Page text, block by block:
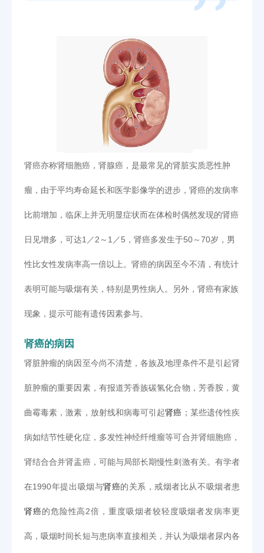
肾癌亦称肾细胞癌，肾腺癌，是最常见的肾脏实质恶性肿
瘤，由于平均寿命延长和医学影像学的进步，肾癌的发病率
比前增加，临床上并无明显症状而在体检时偶然发现的肾癌
日见增多，可达1／2～1／5，肾癌多发生于50～70岁，男
性比女性发病率高一倍以上。肾癌的病因至今不清，有统计
表明可能与吸烟有关，特别是男性病人。另外，肾癌有家族
现象，提示可能有遗传因素参与。
肾癌的病因
肾脏肿瘤的病因至今尚不清楚，各族及地理条件不是引起肾
脏肿瘤的重要因素，有报道芳香族碳氢化合物，芳香胺，黄
曲霉毒素，激素，放射线和病毒可引起肾癌 ；某些遗传性疾
病如结节性硬化症，多发性神经纤维瘤等可合并肾细胞癌，
肾结合合并肾盂癌，可能与局部长期慢性刺激有关。有学者
在1990年提出吸烟与肾癌的关系，戒烟者比从不吸烟者患
肾癌的危险性高2倍，重度吸烟者较轻度吸烟者发病率更
高，吸烟时间长短与患病率直接相关，并认为吸烟者尿内各